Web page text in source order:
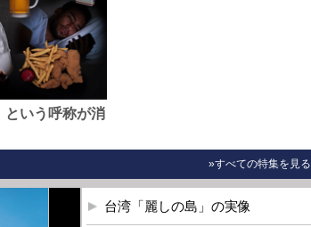
という呼称が消
»すべての特集を見る
台湾「麗しの島」の実像